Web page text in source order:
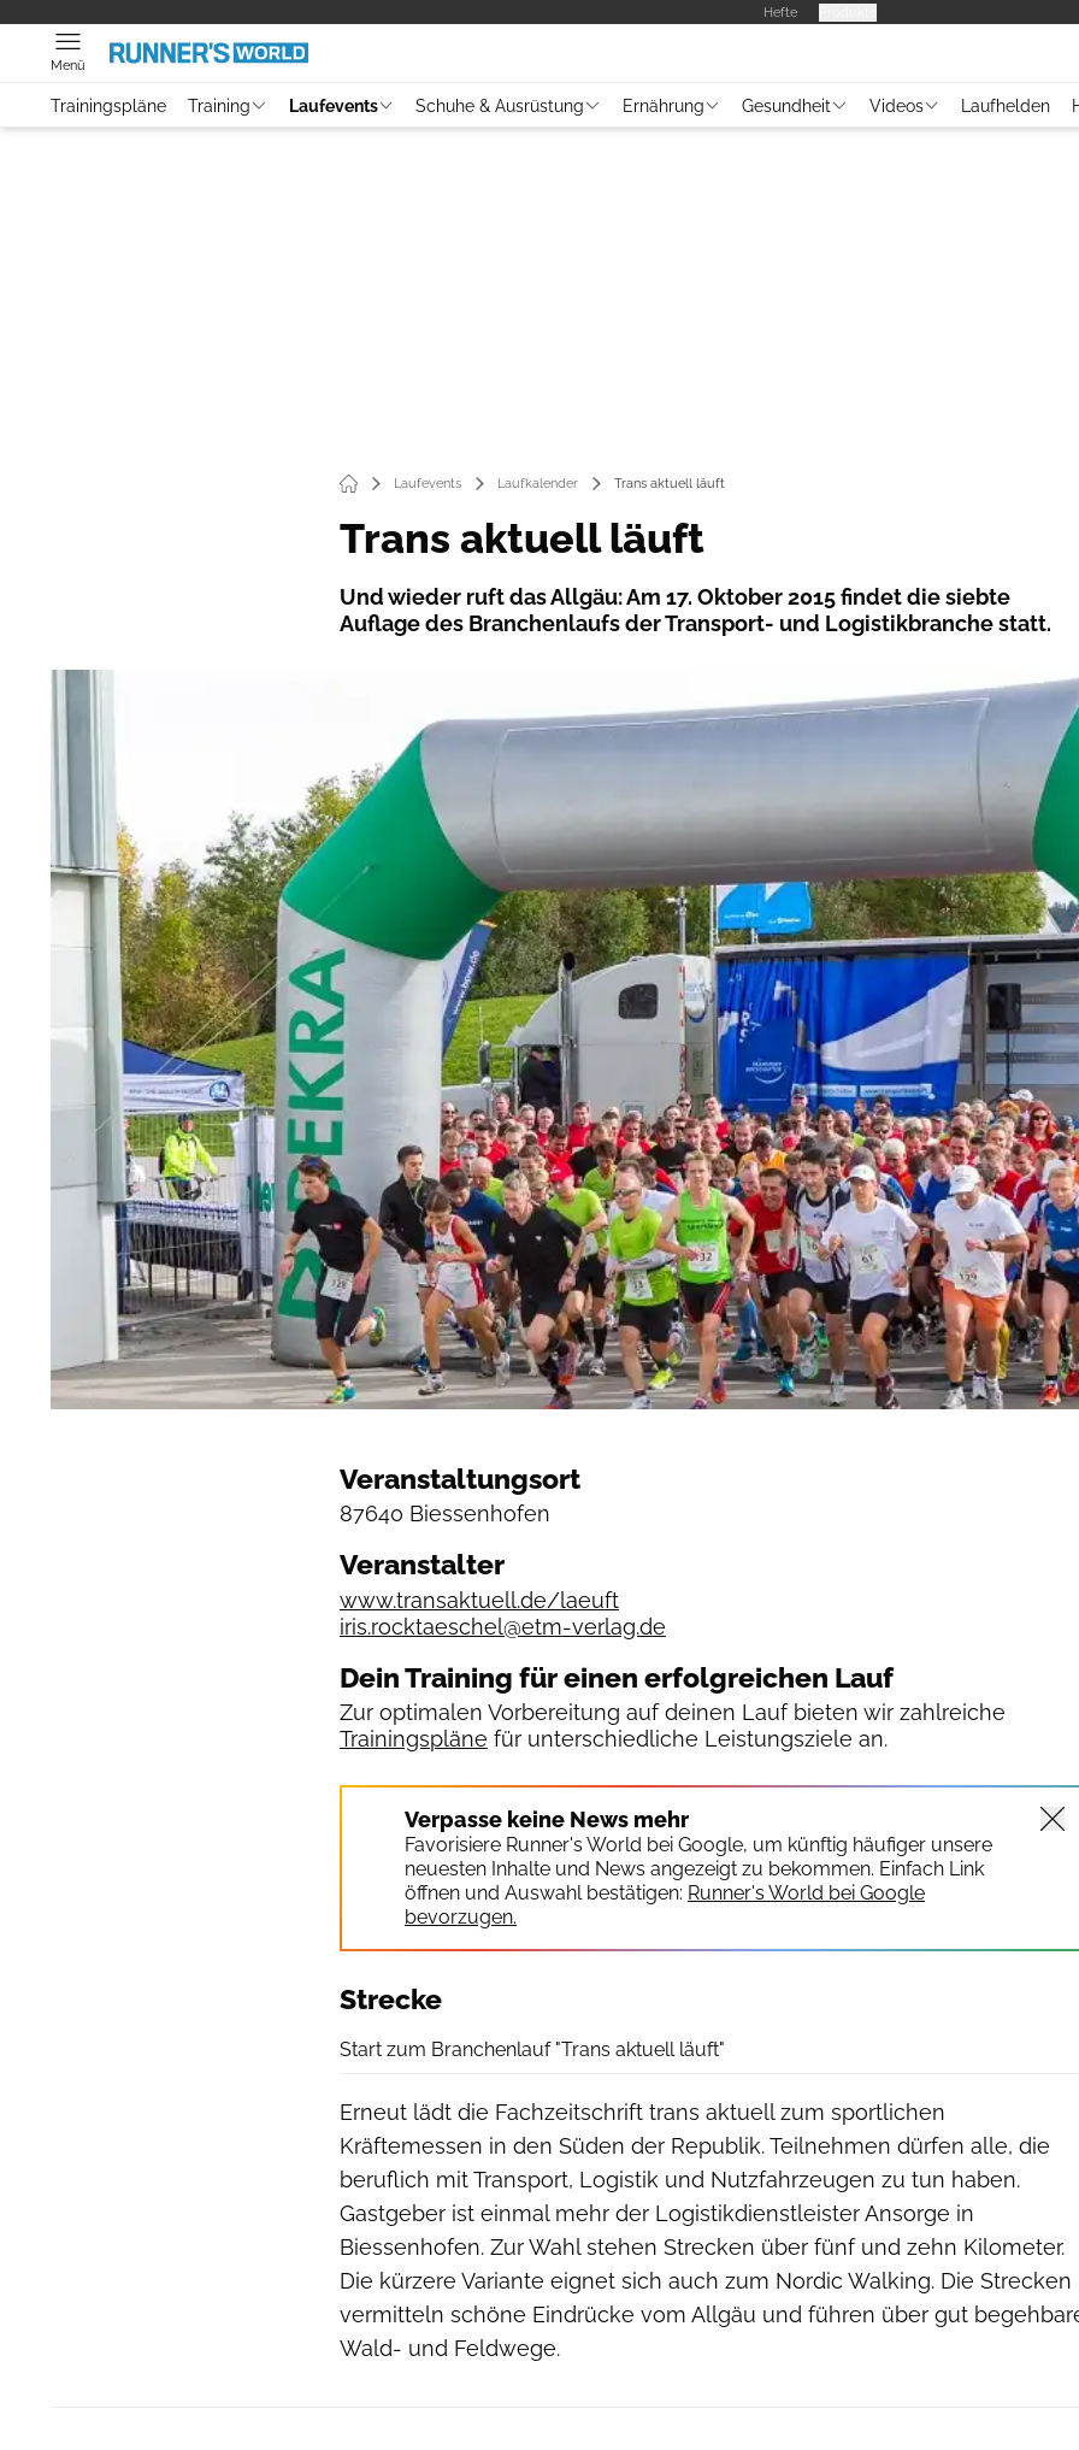
Hefte
Menü
Trainingspläne Training Laufevents Schuhe & Ausrüstung Ernährung Gesundheit Videos Laufhelden
Laufevents Laufkalender Trans aktuell läuft
Trans aktuell läuft
Und wieder ruft das Allgäu: Am 17. Oktober 2015 findet die siebte
Auflage des Branchenlaufs der Transport- und Logistikbranche statt.
Veranstaltungsort
87640 Biessenhofen
Veranstalter
www.transaktuell.de/laeuft
iris.rocktaeschel@etm-verlag.de
Dein Training für einen erfolgreichen Lauf
Zur optimalen Vorbereitung auf deinen Lauf bieten wir zahlreiche
Trainingspläne für unterschiedliche Leistungsziele an.
Verpasse keine News mehr
Favorisiere Runner's World bei Google, um künftig häufiger unsere
neuesten Inhalte und News angezeigt zu bekommen. Einfach Link
öffnen und Auswahl bestätigen: Runner's World bei Google
bevorzugen.
Strecke
Start zum Branchenlauf "Trans aktuell läuft"
Erneut lädt die Fachzeitschrift trans aktuell zum sportlichen
Kräftemessen in den Süden der Republik. Teilnehmen dürfen alle, die
beruflich mit Transport, Logistik und Nutzfahrzeugen zu tun haben.
Gastgeber ist einmal mehr der Logistikdienstleister Ansorge in
Biessenhofen. Zur Wahl stehen Strecken über fünf und zehn Kilometer.
Die kürzere Variante eignet sich auch zum Nordic Walking. Die Strecken
vermitteln schöne Eindrücke vom Allgäu und führen über gut
Wald- und Feldwege.